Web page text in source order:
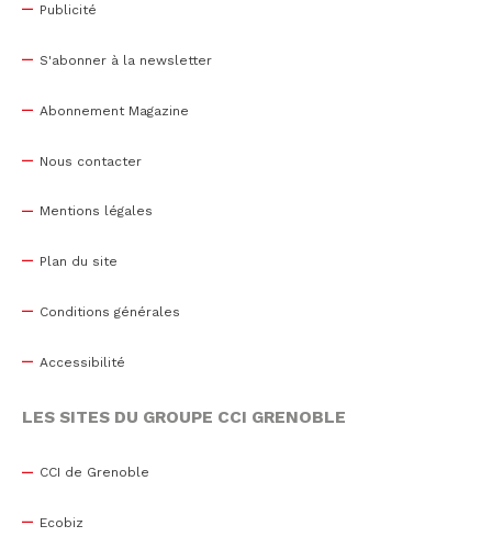
Publicité
S'abonner à la newsletter
Abonnement Magazine
Nous contacter
Mentions légales
Plan du site
Conditions générales
Accessibilité
LES SITES DU GROUPE CCI GRENOBLE
CCI de Grenoble
Ecobiz